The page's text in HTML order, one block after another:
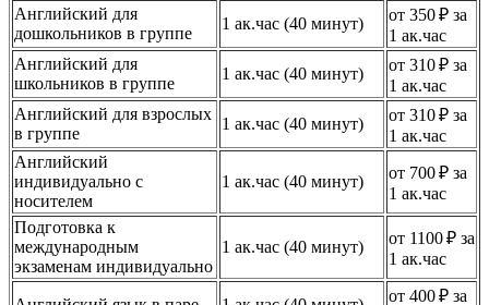
Английский для
дошкольников в группе
1 ак.час (40 минут)
от 350 ₽ за
1 ак.час
Английский для
школьников в группе
1 ак.час (40 минут)
от 310 ₽ за
1 ак.час
Английский для взрослых
в группе
1 ак.час (40 минут)
от 310 ₽ за
1 ак.час
Английский
индивидуально с
носителем
1 ак.час (40 минут)
от 700 ₽ за
1 ак.час
Подготовка к
международным
экзаменам индивидуально
1 ак.час (40 минут)
от 1100 ₽ за
1 ак.час
от 400 ₽ за